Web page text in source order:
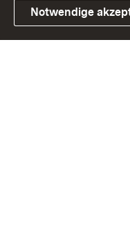
Link zum Landesportal
Notwendige